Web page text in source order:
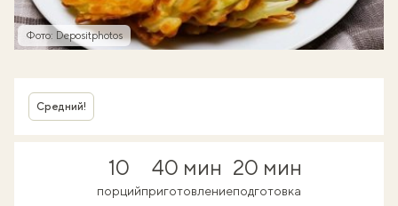
Фото: Depositphotos
Средний!
10
порций
40 мин
приготовление
20 мин
подготовка